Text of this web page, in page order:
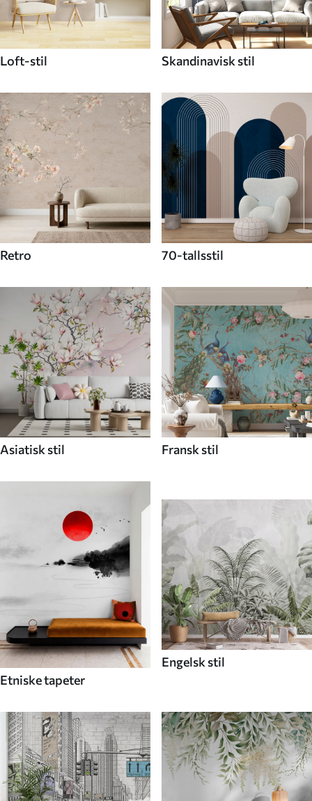
Loft-stil Skandinavisk stil
Retro 70-tallsstil
Asiatisk stil Fransk stil
Etniske tapeter
Engelsk stil